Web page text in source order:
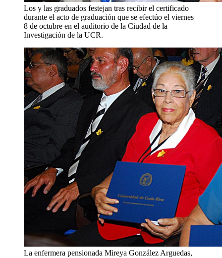
Los y las graduados festejan tras recibir el certificado
durante el acto de graduación que se efectúo el viernes
8 de octubre en el auditorio de la Ciudad de la
Investigación de la UCR.
La enfermera pensionada Mireya González Arguedas,